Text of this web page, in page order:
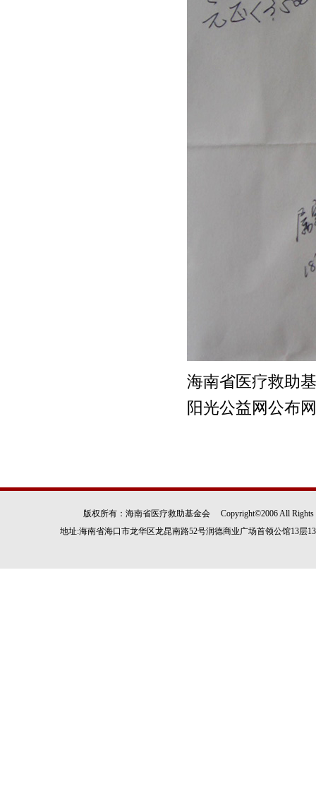
版权所有：海南省医疗救助基金会 Copyright©2006 All
地址:海南省海口市龙华区龙昆南路52号润德商业广场首领公馆13层